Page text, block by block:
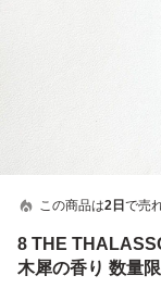
この商品は2日 で売
8 THE
木犀の香り 数量